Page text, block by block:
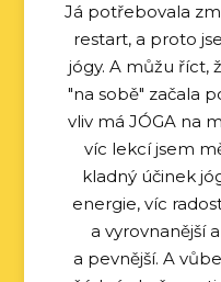
Já potřebovala
restart, a proto
jógy. A můžu říct,
"na sobě" začala
vliv má JÓGA na
víc lekcí jsem
kladný účinek
energie, víc
a vyrovnanější
a pevnější. A